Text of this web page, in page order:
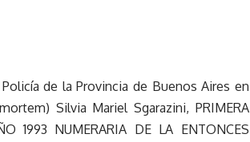
de la Provincia de Buenos Aires en
Silvia Mariel Sgarazini, PRIMERA
1993 NUMERARIA DE LA ENTONCES